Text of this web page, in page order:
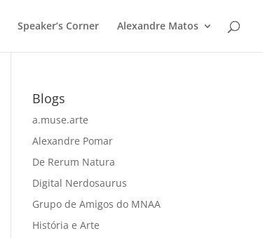
Speaker’s Corner Alexandre Matos
Blogs
a.muse.arte
Alexandre Pomar
De Rerum Natura
Digital Nerdosaurus
Grupo de Amigos do MNAA
História e Arte